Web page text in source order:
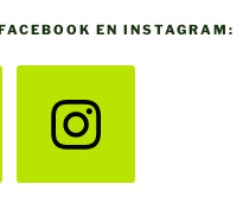
EN INSTAGRAM: